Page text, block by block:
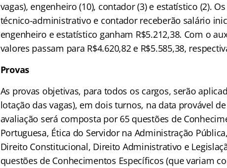
vagas), engenheiro (10), contador (3) e estatístico (2).
técnico-administrativo e contador receberão salário
engenheiro e estatístico ganham R$5.212,38. Com o
valores passam para R$4.620,82 e R$5.585,38,
Provas
As provas objetivas, para todos os cargos, serão
lotação das vagas), em dois turnos, na data provável
avaliação será composta por 65 questões de
Portuguesa, Ética do Servidor na Administração
Direito Constitucional, Direito Administrativo e
questões de Conhecimentos Específicos (que variam